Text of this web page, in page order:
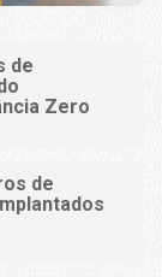
de
Zero
de